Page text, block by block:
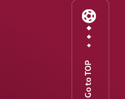
Go to TOP